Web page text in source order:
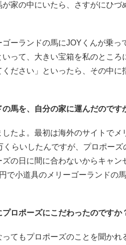
家の中にいたら、さすがにひづ
ゴーランドの馬にJOYくんが乗っ
って、大きい宝箱を私のところ
ださい」といったら、その中に
馬を、自分の家に運んだのです
したよ。最初は海外のサイトでメ
くらいしたんですが、プロポー
の日に間に合わないからキャン
で小道具のメリーゴーランドの
ロポーズにこだわったのですか
てもプロポーズのことを聞かれ